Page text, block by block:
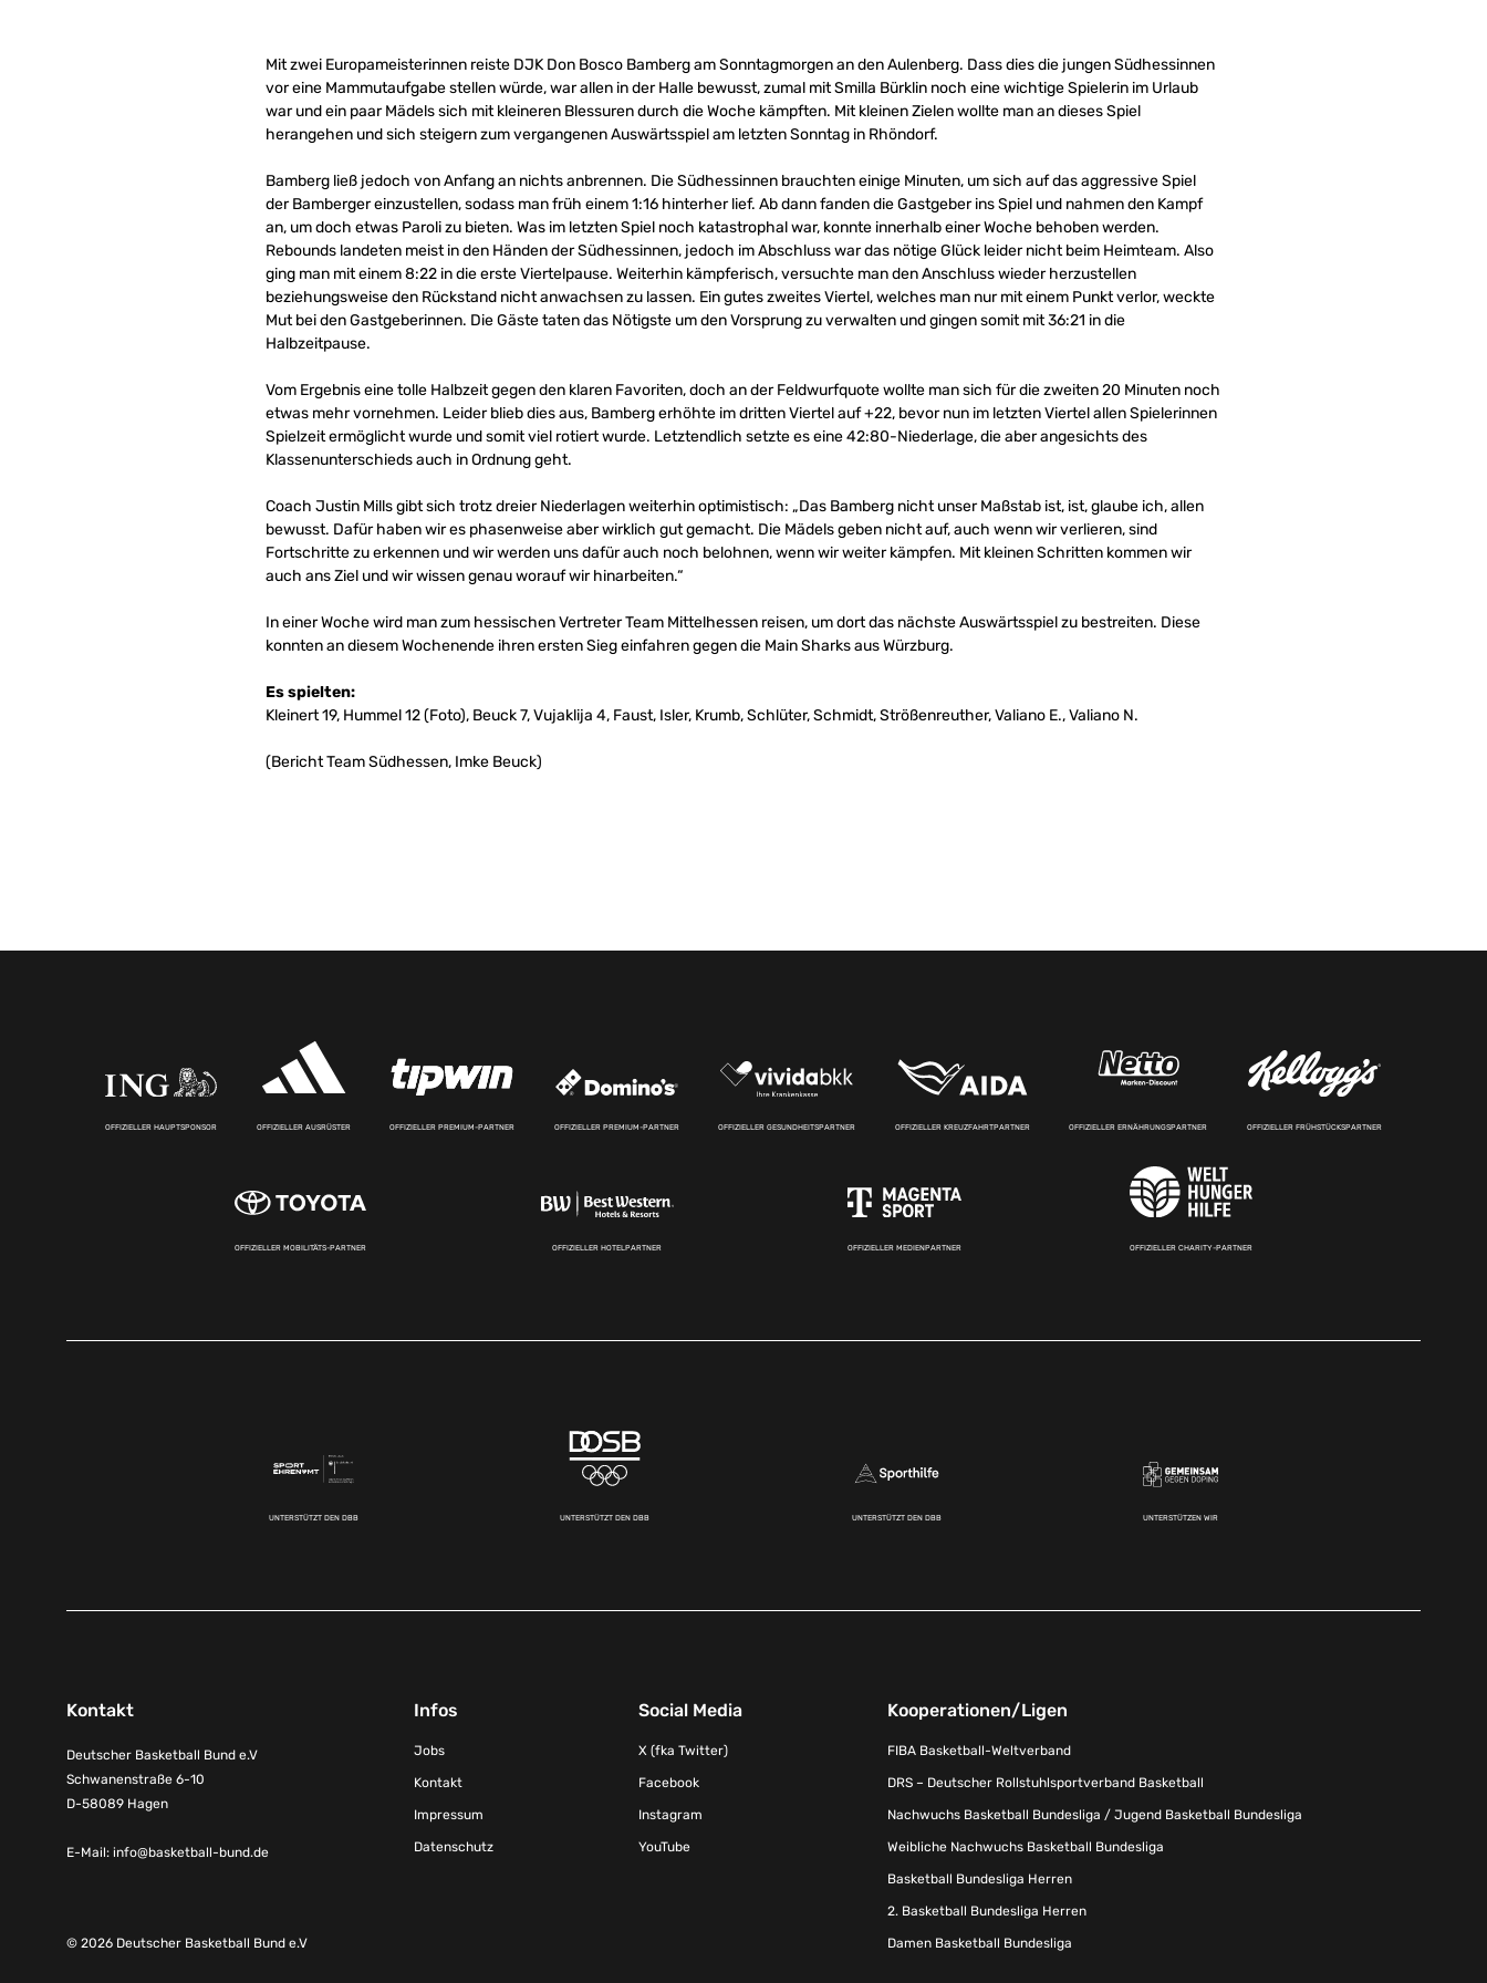
Mit zwei Europameisterinnen reiste DJK Don Bosco Bamberg am Sonntagmorgen an den Aulenberg. Dass dies die jungen Südhessinnen
vor eine Mammutaufgabe stellen würde, war allen in der Halle bewusst, zumal mit Smilla Bürklin noch eine wichtige Spielerin im Urlaub
war und ein paar Mädels sich mit kleineren Blessuren durch die Woche kämpften. Mit kleinen Zielen wollte man an dieses Spiel
herangehen und sich steigern zum vergangenen Auswärtsspiel am letzten Sonntag in Rhöndorf.
Bamberg ließ jedoch von Anfang an nichts anbrennen. Die Südhessinnen brauchten einige Minuten, um sich auf das aggressive Spiel
der Bamberger einzustellen, sodass man früh einem 1:16 hinterher lief. Ab dann fanden die Gastgeber ins Spiel und nahmen den Kampf
an, um doch etwas Paroli zu bieten. Was im letzten Spiel noch katastrophal war, konnte innerhalb einer Woche behoben werden.
Rebounds landeten meist in den Händen der Südhessinnen, jedoch im Abschluss war das nötige Glück leider nicht beim Heimteam. Also
ging man mit einem 8:22 in die erste Viertelpause. Weiterhin kämpferisch, versuchte man den Anschluss wieder herzustellen
beziehungsweise den Rückstand nicht anwachsen zu lassen. Ein gutes zweites Viertel, welches man nur mit einem Punkt verlor, weckte
Mut bei den Gastgeberinnen. Die Gäste taten das Nötigste um den Vorsprung zu verwalten und gingen somit mit 36:21 in die
Halbzeitpause.
Vom Ergebnis eine tolle Halbzeit gegen den klaren Favoriten, doch an der Feldwurfquote wollte man sich für die zweiten 20 Minuten noch
etwas mehr vornehmen. Leider blieb dies aus, Bamberg erhöhte im dritten Viertel auf +22, bevor nun im letzten Viertel allen Spielerinnen
Spielzeit ermöglicht wurde und somit viel rotiert wurde. Letztendlich setzte es eine 42:80-Niederlage, die aber angesichts des
Klassenunterschieds auch in Ordnung geht.
Coach Justin Mills gibt sich trotz dreier Niederlagen weiterhin optimistisch: „Das Bamberg nicht unser Maßstab ist, ist, glaube ich, allen
bewusst. Dafür haben wir es phasenweise aber wirklich gut gemacht. Die Mädels geben nicht auf, auch wenn wir verlieren, sind
Fortschritte zu erkennen und wir werden uns dafür auch noch belohnen, wenn wir weiter kämpfen. Mit kleinen Schritten kommen wir
auch ans Ziel und wir wissen genau worauf wir hinarbeiten.“
In einer Woche wird man zum hessischen Vertreter Team Mittelhessen reisen, um dort das nächste Auswärtsspiel zu bestreiten. Diese
konnten an diesem Wochenende ihren ersten Sieg einfahren gegen die Main Sharks aus Würzburg.
Es spielten:
Kleinert 19, Hummel 12 (Foto), Beuck 7, Vujaklija 4, Faust, Isler, Krumb, Schlüter, Schmidt, Strößenreuther, Valiano E., Valiano N.
(Bericht Team Südhessen, Imke Beuck)
OFFIZIELLER HAUPTSPONSOR OFFIZIELLER AUSRÜSTER OFFIZIELLER PREMIUM-PARTNER OFFIZIELLER PREMIUM-PARTNER OFFIZIELLER GESUNDHEITSPARTNER OFFIZIELLER KREUZFAHRTPARTNER OFFIZIELLER ERNÄHRUNGSPARTNER OFFIZIELLER FRÜHSTÜCKSPARTNER
OFFIZIELLER MOBILITÄTS-PARTNER OFFIZIELLER HOTELPARTNER OFFIZIELLER MEDIENPARTNER OFFIZIELLER CHARITY-PARTNER
UNTERSTÜTZT DEN DBB UNTERSTÜTZT DEN DBB UNTERSTÜTZT DEN DBB UNTERSTÜTZEN WIR
Kontakt
Deutscher Basketball Bund e.V
Schwanenstraße 6-10
D-58089 Hagen
E-Mail: info@basketball-bund.de
Infos
Jobs
Kontakt
Impressum
Datenschutz
Social Media
X (fka Twitter)
Facebook
Instagram
YouTube
Kooperationen/Ligen
FIBA Basketball-Weltverband
DRS – Deutscher Rollstuhlsportverband Basketball
Nachwuchs Basketball Bundesliga / Jugend Basketball Bundesliga
Weibliche Nachwuchs Basketball Bundesliga
Basketball Bundesliga Herren
2. Basketball Bundesliga Herren
Damen Basketball Bundesliga
© 2026 Deutscher Basketball Bund e.V